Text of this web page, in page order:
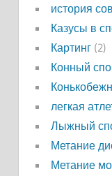
история
Казусы в
Картинг(2)
Конный
легкая
Лыжный
Метание
Метание